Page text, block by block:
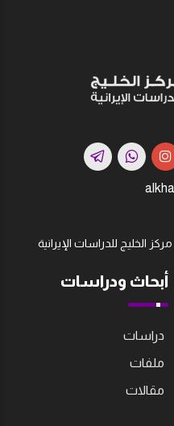
أبحاث ودراسات
دراسات
ملفات
مقالات